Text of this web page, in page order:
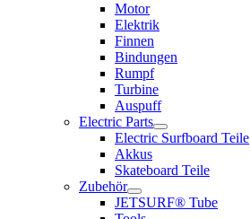
Motor
Elektrik
Finnen
Bindungen
Rumpf
Turbine
Auspuff
Electric Parts
Electric Surfboard Teile
Akkus
Skateboard Teile
Zubehör
JETSURF® Tube